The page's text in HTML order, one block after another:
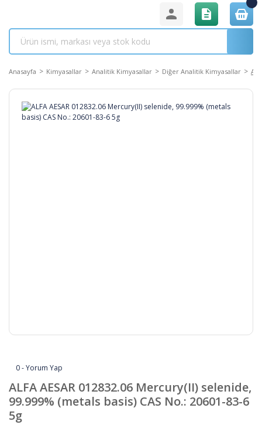
Anasayfa Kimyasallar Analitik Kimyasallar Diğer Analitik Kimyasallar
0 - Yorum Yap
ALFA AESAR 012832.06 Mercury(II) selenide,
99.999% (metals basis) CAS No.: 20601-83-6
5g